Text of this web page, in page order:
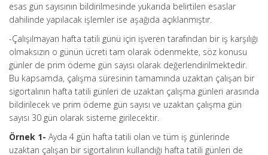
esas gün sayısının bildirilmesinde yukarıda belirtilen esaslar
dahilinde yapılacak işlemler ise aşağıda açıklanmıştır.
-Çalışılmayan hafta tatili günü için işveren tarafından bir iş karşılığı
olmaksızın o günün ücreti tam olarak ödenmekte, söz konusu
günler de prim ödeme gün sayısı olarak değerlendirilmektedir.
Bu kapsamda, çalışma süresinin tamamında uzaktan çalışan bir
sigortalının hafta tatili günleri de uzaktan çalışma günleri arasında
bildirilecek ve prim ödeme gün sayısı ve uzaktan çalışma gün
sayısı 30 gün olarak sisteme girilecektir.
Örnek 1- Ayda 4 gün hafta tatili olan ve tüm iş günlerinde
uzaktan çalışan bir sigortalının kullandığı hafta tatili günleri de